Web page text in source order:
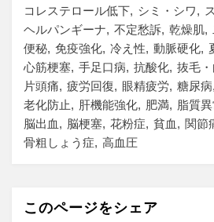
コレステロール低下
シミ・シワ
ヘルパンギーナ
不定愁訴 乾燥肌
便秘 免疫強化 冷え性 動脈硬化
心筋梗塞 手足口病 抗酸化 抜毛
片頭痛
疲労回復 眼精疲労 糖尿病
老化防止
肝機能強化 肥満 脂質異
脳出血
脳梗塞 花粉症 貧血 関節
骨粗しょう症
高血圧
このページをシェア